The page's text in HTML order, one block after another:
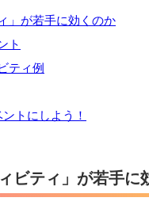
」が若手に効くのか
ト
ティ例
トにしよう！
ビティ」が若手に